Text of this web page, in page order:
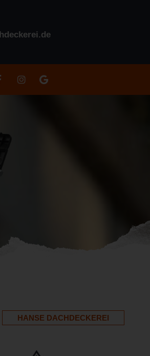
HANSE DACHDECKEREI